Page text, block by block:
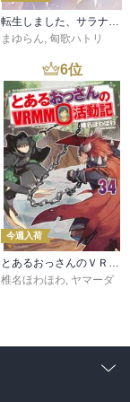
まゆらん 匈歌ハトリ
6位
今週入荷
とあるおっさんのＶＲＭＭＯ活動記34
椎名ほわほわ, ヤマーダ